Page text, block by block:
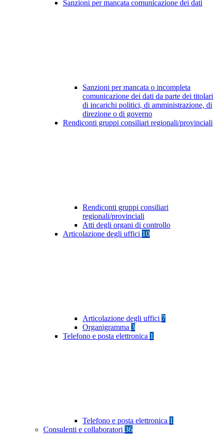
Sanzioni per mancata comunicazione dei dati
Sanzioni per mancata o incompleta
comunicazione dei dati da parte dei titolari
di incarichi politici, di amministrazione, di
direzione o di governo
Rendiconti gruppi consiliari regionali/provinciali
Rendiconti gruppi consiliari
regionali/provinciali
Atti degli organi di controllo
Articolazione degli uffici 10
Articolazione degli uffici 7
Organigramma 3
Telefono e posta elettronica 1
Telefono e posta elettronica 1
Consulenti e collaboratori 36